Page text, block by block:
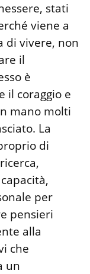
stati
viene a
di vivere, non
il
è
il coraggio e
mano molti
La
di
per
pensieri
alla
che
un